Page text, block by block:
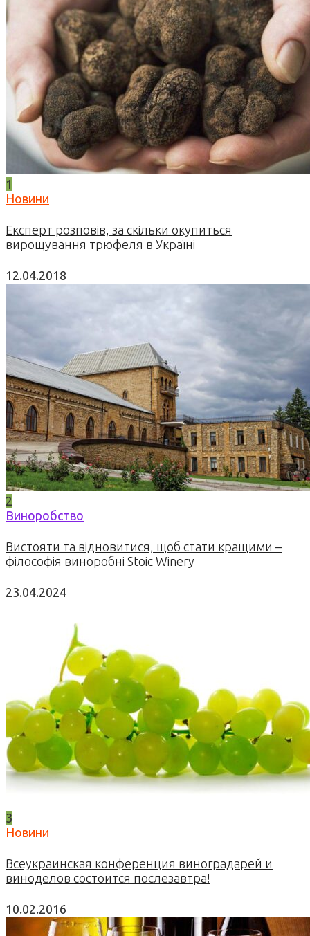
1
Новини
Експерт розповів, за скільки окупиться
вирощування трюфеля в Україні
12.04.2018
2
Виноробство
Вистояти та відновитися, щоб стати кращими –
філософія виноробні Stoic Winery
23.04.2024
3
Новини
Всеукраинская конференция виноградарей и
виноделов состоится послезавтра!
10.02.2016